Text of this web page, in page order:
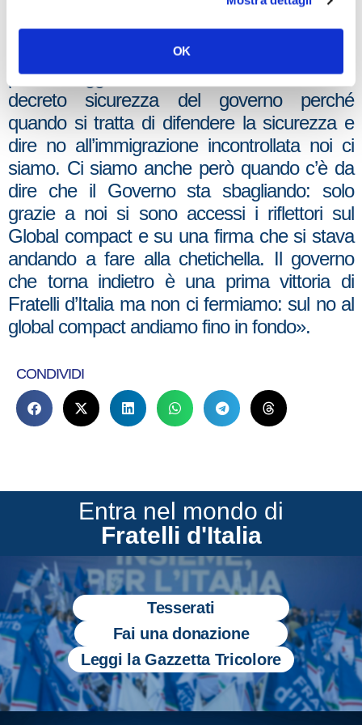
OK
cosa simile non si può rischiare: Salvini dica
‘o il governo sull’immigrazione fa quello che
abbiamo detto o noi non ne facciamo più
parte’. Oggi Fratelli d’Italia ha votato il
decreto sicurezza del governo perché
quando si tratta di difendere la sicurezza e
dire no all’immigrazione incontrollata noi ci
siamo. Ci siamo anche però quando c’è da
dire che il Governo sta sbagliando: solo
grazie a noi si sono accessi i riflettori sul
Global compact e su una firma che si stava
andando a fare alla chetichella. Il governo
che torna indietro è una prima vittoria di
Fratelli d’Italia ma non ci fermiamo: sul no al
global compact andiamo fino in fondo».
CONDIVIDI
Entra nel mondo di
Fratelli d'Italia
Tesserati
Fai una donazione
Leggi la Gazzetta Tricolore